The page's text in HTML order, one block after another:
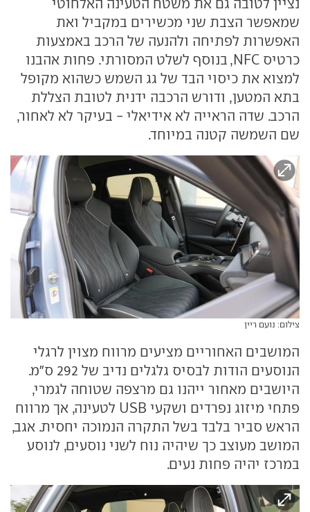
שמאפשר הצבת שני מכשירים במקביל ואת
האפשרות לפתיחה ולהנעה של הרכב באמצעות
כרטיס NFC, בנוסף לשלט המסורתי. פחות אהבנו
למצוא את כיסוי הבד של גג השמש כשהוא מקופל
בתא המטען, ודורש הרכבה ידנית לטובת הצללת
הרכב. שדה הראייה לא אידיאלי - בעיקר לא לאחור,
שם השמשה קטנה במיוחד.
צילום: נועם ריין
המושבים האחוריים מציעים מרווח מצוין לרגלי
הנוסעים הודות לבסיס גלגלים נדיב של 292 ס"מ.
היושבים מאחור ייהנו גם מרצפה שטוחה לגמרי,
פתחי מיזוג נפרדים ושקעי USB לטעינה, אך מרווח
הראש סביר בלבד בשל התקרה הנמוכה יחסית. אגב,
המושב מעוצב כך שיהיה נוח לשני נוסעים, לנוסע
במרכז יהיה פחות נעים.